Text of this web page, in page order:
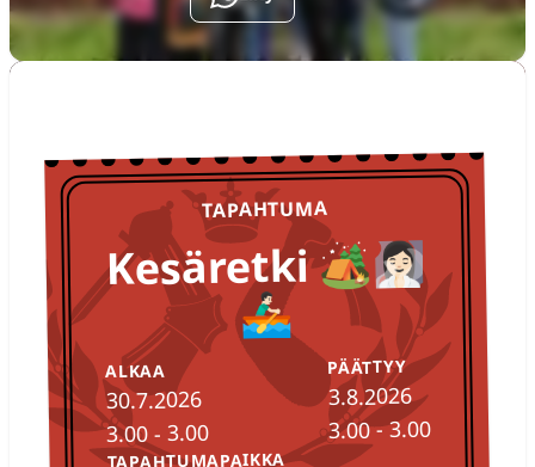
TAPAHTUMA
Kesäretki 🏕️🧖🏻‍♀️
🚣🏻‍♂️
ALKAA
30.7.2026
3.00 - 3.00
PÄÄTTYY
3.8.2026
3.00 - 3.00
TAPAHTUMAPAIKKA